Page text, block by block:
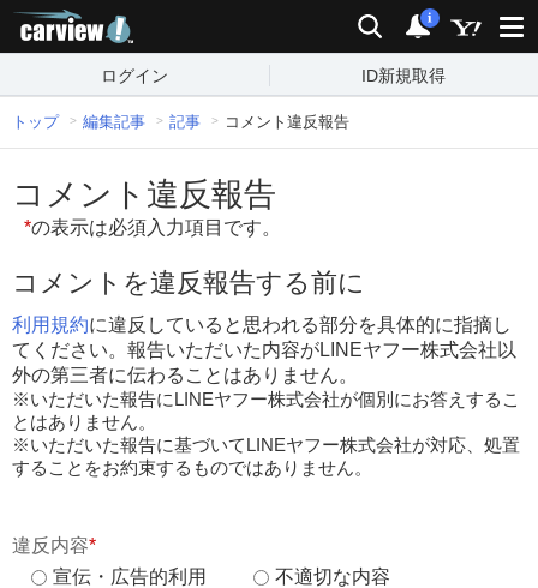
検索 通知
i
ログイン ID新規取得
トップ 編集記事 記事 コメント違反報告
コメント違反報告
*の表示は必須入力項目です。
コメントを違反報告する前に
利用規約に違反していると思われる部分を具体的に指摘し
てください。報告いただいた内容がLINEヤフー株式会社以
外の第三者に伝わることはありません。
※いただいた報告にLINEヤフー株式会社が個別にお答えするこ
とはありません。
※いただいた報告に基づいてLINEヤフー株式会社が対応、処置
することをお約束するものではありません。
違反内容*
宣伝・広告的利用
不適切な内容